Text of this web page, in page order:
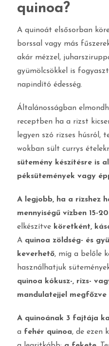
quinoa?
A quinoát elsősorban
borssal vagy más
akár mézzel,
gyümölcsökkel is
napindító édesség.
Általánosságban
receptben ha a rizst
legyen szó rizses húsról,
wokban sült currys
sütemény készítésre is
péksütemények vagy
A legjobb, ha a rizshez
mennyiségű vízben 15-
elkészítve köretként,
A quinoa zöldség- és
keverhető, míg a belőle
használhatjuk
quinoa kókusz-, rizs-
mandulatejjel megfőzve
A quinoának 3 fajtája
a fehér quinoa, de ezen